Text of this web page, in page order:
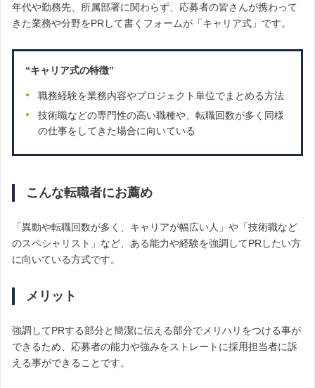
年代や勤務先、所属部署に関わらず、応募者の皆さんが携わって
きた業務や分野をPRして書くフォームが「キャリア式」です。
“キャリア式の特徴”
職務経験を業務内容やプロジェクト単位でまとめる方法
技術職などの専門性の高い職種や、転職回数が多く同様
の仕事をしてきた場合に向いている
こんな転職者にお薦め
「異動や転職回数が多く、キャリアが幅広い人」や「技術職など
のスペシャリスト」など、ある能力や経験を強調してPRしたい方
に向いている方式です。
メリット
強調してPRする部分と簡潔に伝える部分でメリハリをつける事が
できるため、応募者の能力や強みをストレートに採用担当者に訴
える事ができることです。